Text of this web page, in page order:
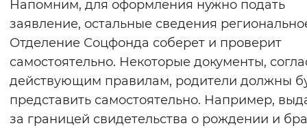
Напомним, для оформления нужно подать
заявление, остальные сведения
Отделение Соцфонда соберет и проверит
самостоятельно. Некоторые документы,
действующим правилам, родители должны
представить самостоятельно. Например,
за границей свидетельства о рождении и